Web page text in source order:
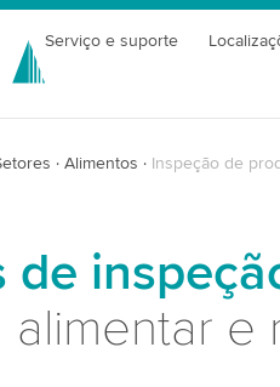
Serviço e suporte
Alimentos Inspeção de
de